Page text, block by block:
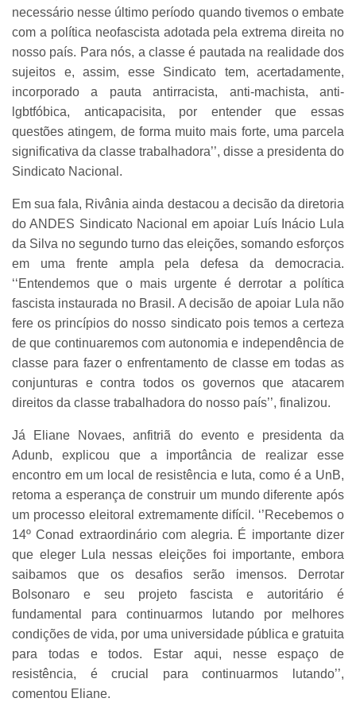
necessário nesse último período quando tivemos o embate
com a política neofascista adotada pela extrema direita no
nosso país. Para nós, a classe é pautada na realidade dos
sujeitos e, assim, esse Sindicato tem, acertadamente,
incorporado a pauta antirracista, anti-machista, anti-
lgbtfóbica, anticapacisita, por entender que essas
questões atingem, de forma muito mais forte, uma parcela
significativa da classe trabalhadora’’, disse a presidenta do
Sindicato Nacional.
Em sua fala, Rivânia ainda destacou a decisão da diretoria
do ANDES Sindicato Nacional em apoiar Luís Inácio Lula
da Silva no segundo turno das eleições, somando esforços
em uma frente ampla pela defesa da democracia.
‘‘Entendemos que o mais urgente é derrotar a política
fascista instaurada no Brasil. A decisão de apoiar Lula não
fere os princípios do nosso sindicato pois temos a certeza
de que continuaremos com autonomia e independência de
classe para fazer o enfrentamento de classe em todas as
conjunturas e contra todos os governos que atacarem
direitos da classe trabalhadora do nosso país’’, finalizou.
Já Eliane Novaes, anfitriã do evento e presidenta da
Adunb, explicou que a importância de realizar esse
encontro em um local de resistência e luta, como é a UnB,
retoma a esperança de construir um mundo diferente após
um processo eleitoral extremamente difícil. ‘’Recebemos o
14º Conad extraordinário com alegria. É importante dizer
que eleger Lula nessas eleições foi importante, embora
saibamos que os desafios serão imensos. Derrotar
Bolsonaro e seu projeto fascista e autoritário é
fundamental para continuarmos lutando por melhores
condições de vida, por uma universidade pública e gratuita
para todas e todos. Estar aqui, nesse espaço de
resistência, é crucial para continuarmos lutando’’,
comentou Eliane.